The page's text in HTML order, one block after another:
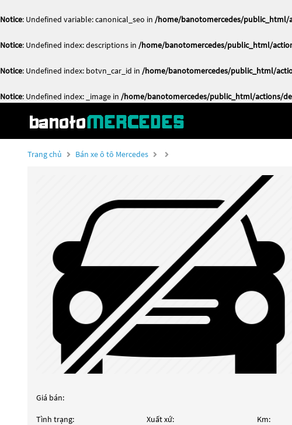
Notice: Undefined variable: canonical_seo in /home/banotomercedes/public_html/
Notice: Undefined index: descriptions in /home/banotomercedes/public_html/
Notice: Undefined index: botvn_car_id in /home/banotomercedes/public_html/
Notice: Undefined index: _image in /home/banotomercedes/public_html/actions/
Trang chủ Bán xe ô tô Mercedes
Giá bán:
Tình trạng: Xuất xứ: Km: